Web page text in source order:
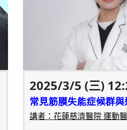
2025/3/5 (三)
常見筋膜失能症候群
講者：花蓮慈濟醫院 運動